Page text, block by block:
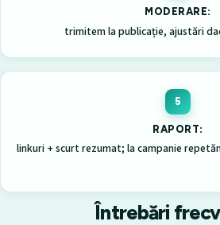
MODERARE:
trimitem la publicație, ajustări
RAPORT:
linkuri + scurt rezumat; la campanie
Întrebări